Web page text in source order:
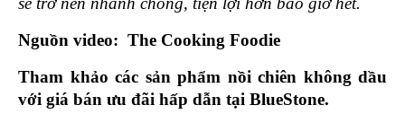
Nguồn video:  The Cooking Foodie
Tham khảo các sản phẩm nồi chiên không dầu
với giá bán ưu đãi hấp dẫn tại BlueStone.